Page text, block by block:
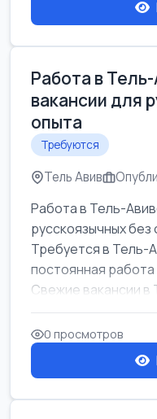
Работа в
вакансии для
опыта
Требуются
Тель Авив
Работа в Тель-
русскоязычных
Требуется в Тель-
постоянная
Свежие вакансии в
женщин от хозя...
0 просмотров